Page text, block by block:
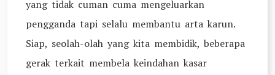
yang tidak cuman cuma mengeluarkan
pengganda tapi selalu membantu arta karun.
Siap, seolah-olah yang kita membidik, beberapa
gerak terkait membela keindahan kasar